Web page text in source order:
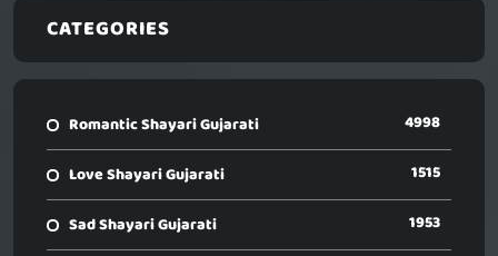
CATEGORIES
Romantic Shayari Gujarati 4998
Love Shayari Gujarati 1515
Sad Shayari Gujarati 1953